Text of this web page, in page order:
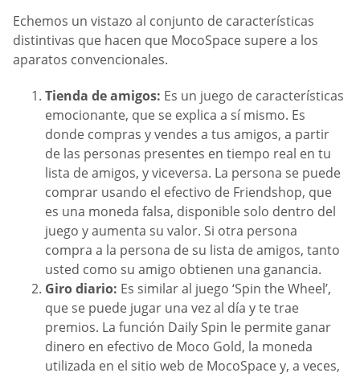
Echemos un vistazo al conjunto de características
distintivas que hacen que MocoSpace supere a los
aparatos convencionales.
Tienda de amigos: Es un juego de características
emocionante, que se explica a sí mismo. Es
donde compras y vendes a tus amigos, a partir
de las personas presentes en tiempo real en tu
lista de amigos, y viceversa. La persona se puede
comprar usando el efectivo de Friendshop, que
es una moneda falsa, disponible solo dentro del
juego y aumenta su valor. Si otra persona
compra a la persona de su lista de amigos, tanto
usted como su amigo obtienen una ganancia.
Giro diario: Es similar al juego ‘Spin the Wheel’,
que se puede jugar una vez al día y te trae
premios. La función Daily Spin le permite ganar
dinero en efectivo de Moco Gold, la moneda
utilizada en el sitio web de MocoSpace y, a veces,